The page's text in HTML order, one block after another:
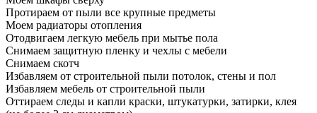
Протираем от пыли все крупные предметы
Моем радиаторы отопления
Отодвигаем легкую мебель при мытье пола
Снимаем защитную пленку и чехлы с мебели
Снимаем скотч
Избавляем от строительной пыли потолок, стены и пол
Избавляем мебель от строительной пыли
Оттираем следы и капли краски, штукатурки, затирки, клея